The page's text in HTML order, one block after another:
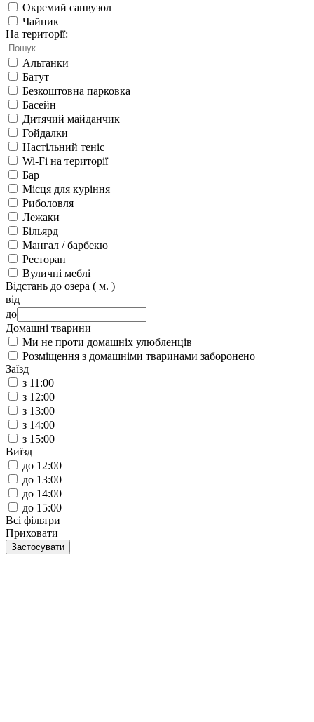
Окремий санвузол
Чайник
На території:
Альтанки
Батут
Безкоштовна парковка
Басейн
Дитячий майданчик
Гойдалки
Настільний теніс
Wi-Fi на території
Бар
Місця для куріння
Риболовля
Лежаки
Більярд
Мангал / барбекю
Ресторан
Вуличні меблі
Відстань до озера ( м. )
від
до
Домашні тварини
Ми не проти домашніх улюбленців
Розміщення з домашніми тваринами заборонено
Заїзд
з 11:00
з 12:00
з 13:00
з 14:00
з 15:00
Виїзд
до 12:00
до 13:00
до 14:00
до 15:00
Всі фільтри
Приховати
Застосувати